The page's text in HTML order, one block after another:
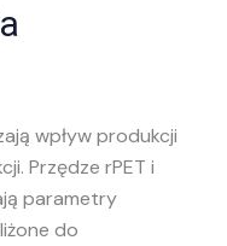
wpływ produkcji
Przędze rPET i
parametry
do